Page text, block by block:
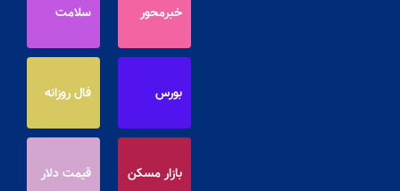
خبرمحور سلامت
بورس فال روزانه
بازار مسکن قیمت دلار